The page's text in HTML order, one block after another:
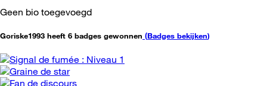
Geen bio toegevoegd
Goriske1993 heeft 6 badges gewonnen (Badges bekijken)